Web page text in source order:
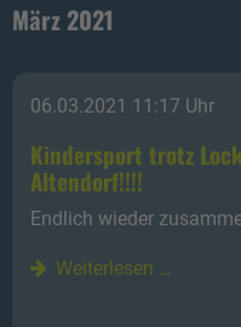
März 2021
06.03.2021 11:17 Uhr
Kindersport trotz
Altendorf!!!!
Endlich wieder
Weiterlesen …